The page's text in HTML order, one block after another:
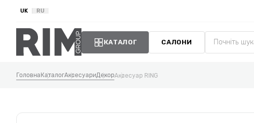
UK RU
КАТАЛОГ САЛОНИ
Головна КаталогАксесуариДекорАксесуар RING